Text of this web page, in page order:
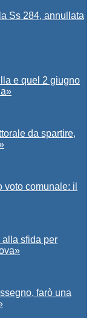
Ss 284, annullata
e quel 2 giugno
da spartire,
comunale: il
alla sfida per
farò una